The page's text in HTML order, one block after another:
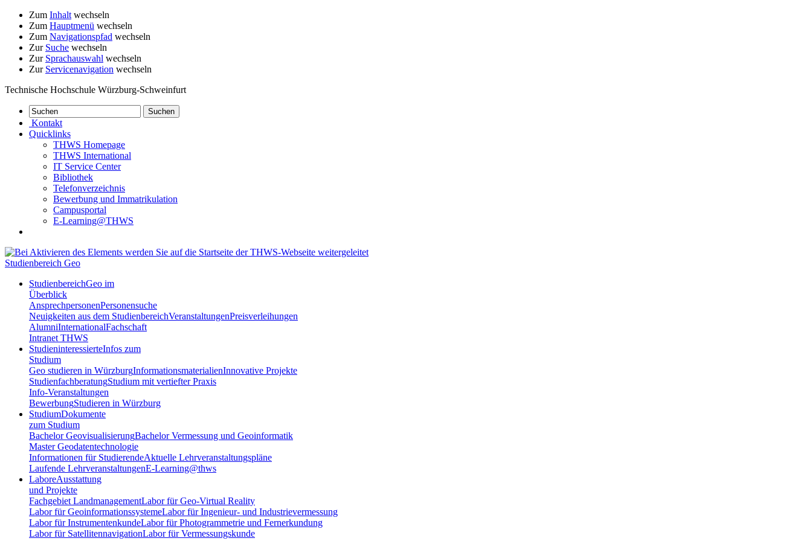
Zum Inhalt wechseln
Zum Hauptmenü wechseln
Zum Navigationspfad wechseln
Zur Suche wechseln
Zur Sprachauswahl wechseln
Zur Servicenavigation wechseln
Technische Hochschule Würzburg-Schweinfurt
Kontakt
Quicklinks
THWS Homepage
THWS International
IT Service Center
Bibliothek
Telefonverzeichnis
Bewerbung und Immatrikulation
Campusportal
E-Learning@THWS
Studienbereich Geo
StudienbereichGeo im
Überblick
AnsprechpersonenPersonensuche
Neuigkeiten aus dem StudienbereichVeranstaltungenPreisverleihungen
AlumniInternationalFachschaft
Intranet THWS
StudieninteressierteInfos zum
Studium
Geo studieren in WürzburgInformationsmaterialienInnovative Projekte
StudienfachberatungStudium mit vertiefter Praxis
Info-Veranstaltungen
BewerbungStudieren in Würzburg
StudiumDokumente
zum Studium
Bachelor GeovisualisierungBachelor Vermessung und Geoinformatik
Master Geodatentechnologie
Informationen für StudierendeAktuelle Lehrveranstaltungspläne
Laufende LehrveranstaltungenE-Learning@thws
LaboreAusstattung
und Projekte
Fachgebiet LandmanagementLabor für Geo-Virtual Reality
Labor für GeoinformationssystemeLabor für Ingenieur- und Industrievermessung
Labor für InstrumentenkundeLabor für Photogrammetrie und Fernerkundung
Labor für SatellitennavigationLabor für Vermessungskunde